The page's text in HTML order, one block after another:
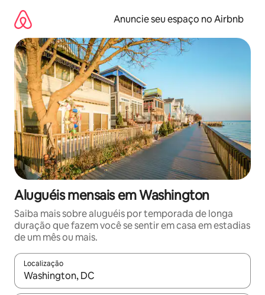
para
conteúdo
Anuncie seu espaço no Airbnb
Aluguéis mensais em Washington
Saiba mais sobre aluguéis por temporada de longa
duração que fazem você se sentir em casa em estadias
de um mês ou mais.
Localização
Quando os resultados estiverem disponíveis, explore-os